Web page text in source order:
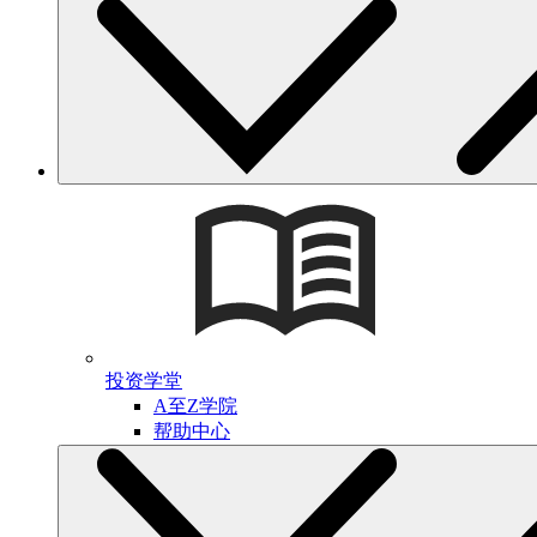
投资学堂
A至Z学院
帮助中心